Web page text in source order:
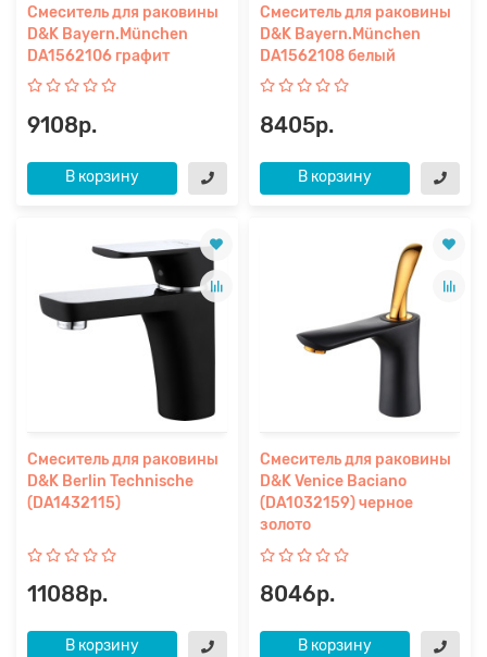
Смеситель для раковины
D&K Bayern.München
DA1562106 графит
9108р.
В корзину
Смеситель для раковины
D&K Bayern.München
DA1562108 белый
8405р.
В корзину
Смеситель для раковины
D&K Berlin Technische
(DA1432115)
11088р.
В корзину
Смеситель для раковины
D&K Venice Baciano
(DA1032159) черное
золото
8046р.
В корзину